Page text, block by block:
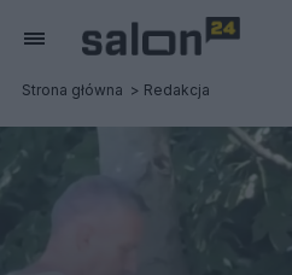
Strona główna Redakcja